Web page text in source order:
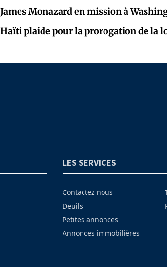
James Monazard en mission à
Haïti plaide pour la prorogation de la
LES SERVICES
Contactez nous
Deuils
Petites annonces
Annonces immobilières